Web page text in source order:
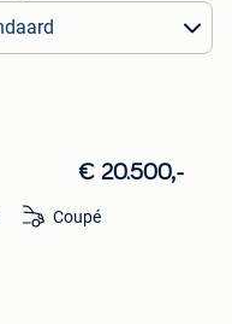
€ 20.500,-
Coupé